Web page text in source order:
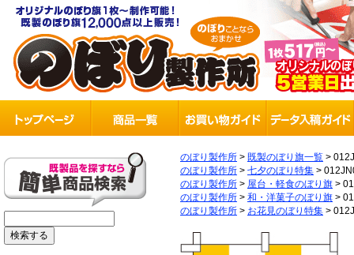
のぼり製作所 > 既製のぼり旗一覧 >
のぼり製作所 > 七夕のぼり特集 >
のぼり製作所 > 屋台・軽食のぼり旗 >
のぼり製作所 > 和・洋菓子のぼり旗 >
のぼり製作所 > お花見のぼり特集 >